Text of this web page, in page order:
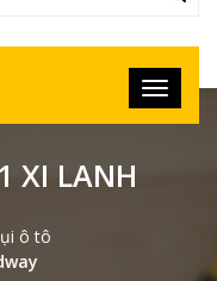
XI LANH
ô tô